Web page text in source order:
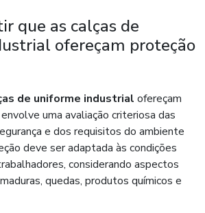
que as calças de
ofereçam proteção
de uniforme industrial ofereçam
uma avaliação criteriosa das
e dos requisitos do ambiente
deve ser adaptada às condições
considerando aspectos
quedas, produtos químicos e